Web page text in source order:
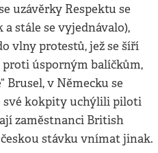
uzávěrky Respektu se
stále se vyjednávalo),
vlny protestů, jež se šíří
úsporným balíčkům,
Brusel, v Německu se
své kokpity uchýlili piloti
zaměstnanci British
stávku vnímat jinak.